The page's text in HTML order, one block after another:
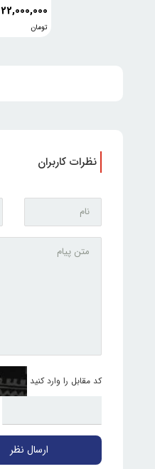
22,000,000
تومان
نظرات کاربران
کد مقابل را وارد کنید
ارسال نظر